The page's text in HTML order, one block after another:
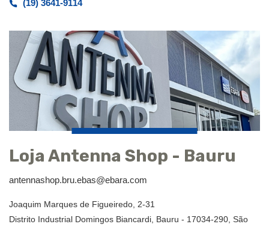
(19) 3641-9114
Loja Antenna Shop - Bauru
antennashop.bru.ebas@ebara.com
Joaquim Marques de Figueiredo, 2-31
Distrito Industrial Domingos Biancardi, Bauru - 17034-290, São